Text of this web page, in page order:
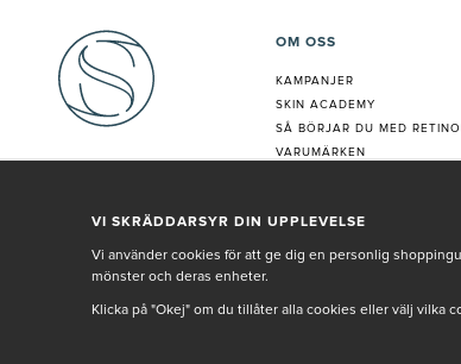
OM OSS
KAMPANJER
SKIN ACADEMY
SÅ BÖRJAR DU MED
VARUMÄRKEN
VÅR PERSONAL
VI SKRÄDDARSYR DIN UPPLEVELSE
Vi använder cookies för att ge dig en personlig
mönster och deras enheter.
Klicka på "Okej" om du tillåter alla cookies eller välj vilka